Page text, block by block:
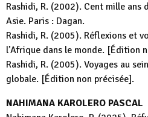
Rashidi, R. (2002). Cent mille ans
Asie. Paris : Dagan.
Rashidi, R. (2005). Réflexions et
l’Afrique dans le monde. [Édition
Rashidi, R. (2005). Voyages au
globale. [Édition non précisée].
NAHIMANA KAROLERO PASCAL